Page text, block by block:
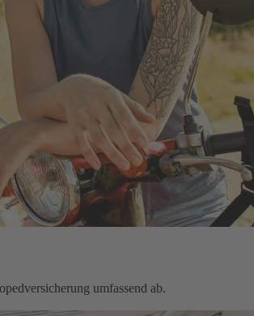
umfassend ab.